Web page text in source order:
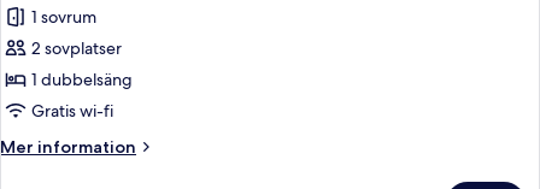
foton
för
Rum
japansk
stil
1 sovrum
2 sovplatser
1 dubbelsäng
Gratis wi-fi
Mer information
Mer